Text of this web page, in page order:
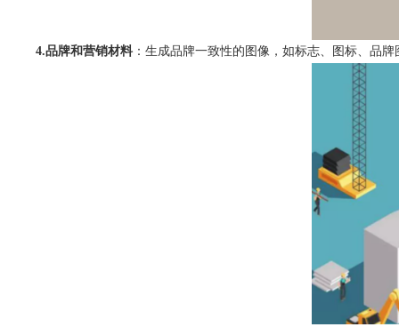
4.品牌和营销材料 ：生成品牌一致性的图像，如标志、图标、品牌